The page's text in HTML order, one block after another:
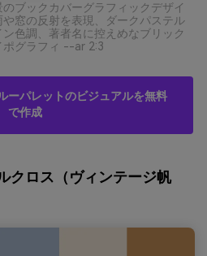
ブックカバーグラフィックデザイ
窓の反射を表現、ダークパステル
色調、著者名に控えめなブリック
ポグラフィ --ar 2:3
ーパレットのビジュアルを無料
で作成
クロス（ヴィンテージ帆